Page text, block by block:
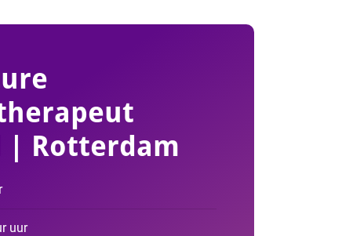
| Rotterdam
uur